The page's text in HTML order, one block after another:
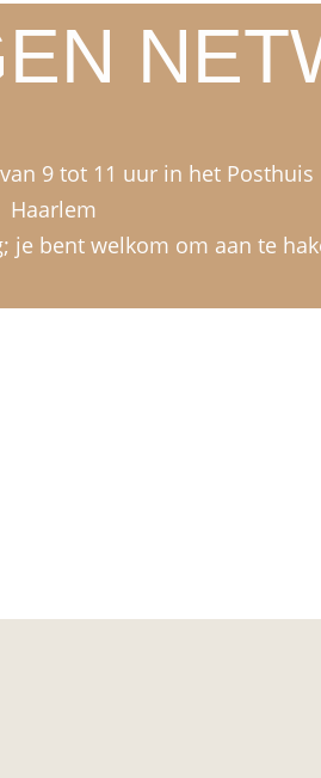
9 tot 11 uur in het
Haarlem
je bent welkom om aan te